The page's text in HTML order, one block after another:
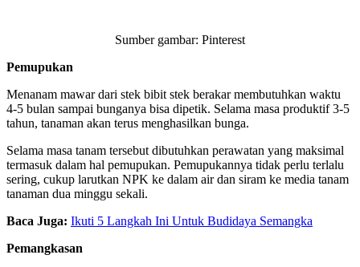
Sumber gambar: Pinterest
Pemupukan
Menanam mawar dari stek bibit stek berakar membutuhkan waktu
4-5 bulan sampai bunganya bisa dipetik. Selama masa produktif 3-5
tahun, tanaman akan terus menghasilkan bunga.
Selama masa tanam tersebut dibutuhkan perawatan yang maksimal
termasuk dalam hal pemupukan. Pemupukannya tidak perlu terlalu
sering, cukup larutkan NPK ke dalam air dan siram ke media tanam
tanaman dua minggu sekali.
Baca Juga: Ikuti 5 Langkah Ini Untuk Budidaya Semangka
Pemangkasan